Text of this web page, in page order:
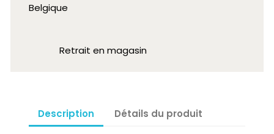
Belgique
Retrait en magasin
Description Détails du produit